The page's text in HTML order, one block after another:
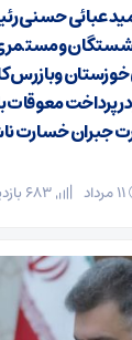
عبائی حسنی
وبازرس
پرداخت معوقات
جبران خسارت